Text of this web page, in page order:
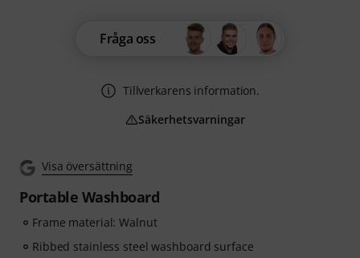
Visa översättning
Portable Washboard
Frame material: Walnut
Ribbed stainless steel washboard surface
Fråga oss
Tillverkarens information.
Säkerhetsvarningar